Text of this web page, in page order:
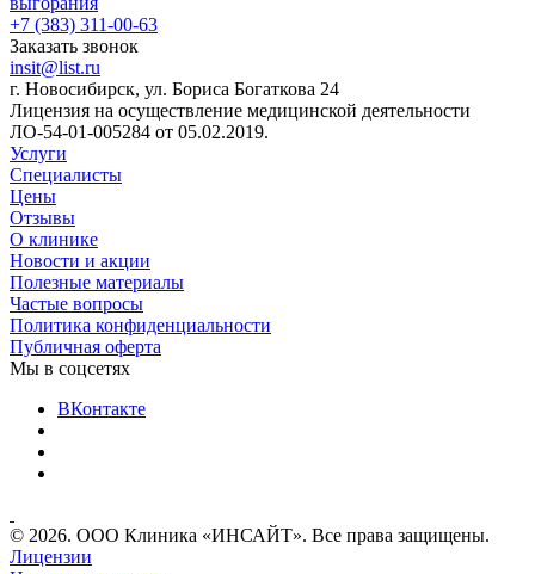
+7 (383) 311-00-63
Заказать звонок
insit@list.ru
г. Новосибирск, ул. Бориса Богаткова 24
Лицензия на осуществление медицинской деятельности
ЛО-54-01-005284 от 05.02.2019.
Услуги
Специалисты
Цены
Отзывы
О клинике
Новости и акции
Полезные материалы
Частые вопросы
Политика конфиденциальности
Публичная оферта
Мы в соцсетях
ВКонтакте
© 2026. ООО Клиника «ИНСАЙТ». Все права защищены.
Лицензии